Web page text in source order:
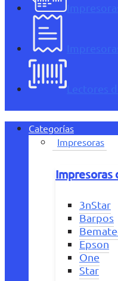
Lectores
Categorías
Impresoras
Impresoras
3nStar
Barpos
Epson
One
Star